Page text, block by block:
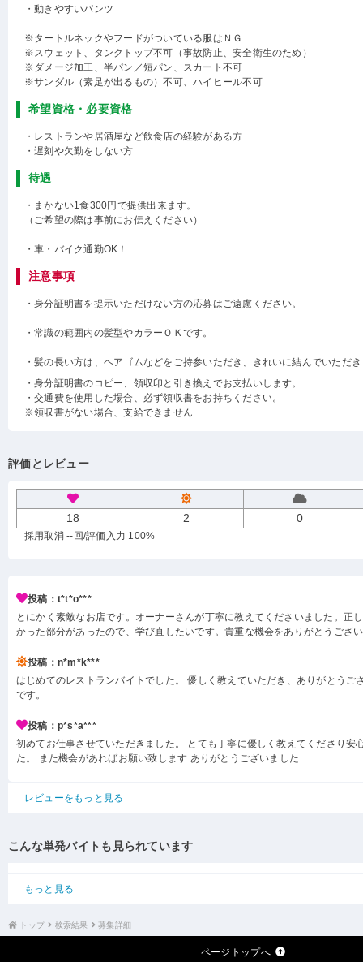
・動きやすいパンツ
※タートルネックやフードがついている服はＮＧ
※スウェット、タンクトップ不可（事故防止、安全衛生のため）
※ダメージ加工、半パン／短パン、スカート不可
※サンダル（素足が出るもの）不可、ハイヒール不可
希望資格・必要資格
・レストランや居酒屋など飲食店の経験がある方
・遅刻や欠勤をしない方
待遇
・まかない1食300円で提供出来ます。
（ご希望の際は事前にお伝えください）
・車・バイク通勤OK！
注意事項
・身分証明書を提示いただけない方の応募はご遠慮ください。
・常識の範囲内の髪型やカラーＯＫです。
・髪の長い方は、ヘアゴムなどをご持参いただき、きれいに結んでいただ
・身分証明書のコピー、領収印と引き換えでお支払いします。
・交通費を使用した場合、必ず領収書をお持ちください。
※領収書がない場合、支給できません
評価とレビュー
18 2 0
採用取消 --回/評価入力 100%
投稿：t*t*o***
とにかく素敵なお店です。オーナーさんが丁寧に教えてくださいました。正
かった部分があったので、学び直したいです。貴重な機会をありがとうござ
投稿：n*m*k***
はじめてのレストランバイトでした。 優しく教えていただき、ありがとうご
です。
投稿：p*s*a***
初めてお仕事させていただきました。 とても丁寧に優しく教えてくださり安
た。 また機会があればお願い致します ありがとうございました
レビューをもっと見る
こんな単発バイトも見られています
もっと見る
トップ 検索結果 募集詳細
ページトップへ